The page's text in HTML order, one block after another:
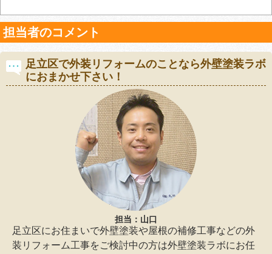
担当者のコメント
足立区で外装リフォームのことなら外壁塗装ラボ
におまかせ下さい！
担当：山口
足立区にお住まいで外壁塗装や屋根の補修工事などの外
装リフォーム工事をご検討中の方は外壁塗装ラボにお任